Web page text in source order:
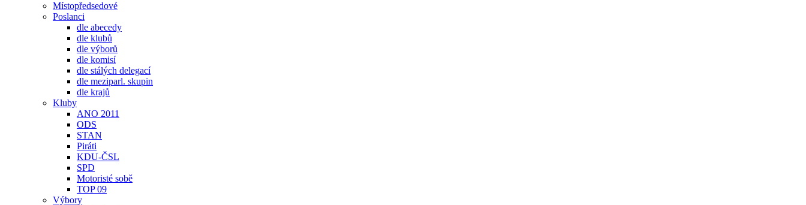
Místopředsedové
Poslanci
dle abecedy
dle klubů
dle výborů
dle komisí
dle stálých delegací
dle meziparl. skupin
dle krajů
Kluby
ANO 2011
ODS
STAN
Piráti
KDU-ČSL
SPD
Motoristé sobě
TOP 09
Výbory